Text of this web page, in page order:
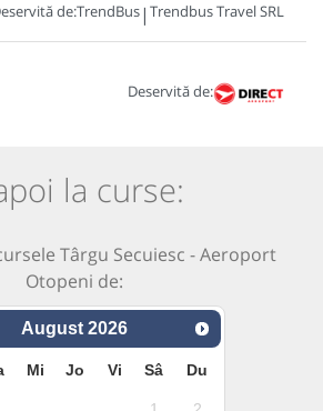
de:TrendBus| Trendbus Travel SRL
Deservită de:
la curse:
Târgu Secuiesc - Aeroport
Otopeni de:
August 2026
Mi Jo Vi Sâ Du